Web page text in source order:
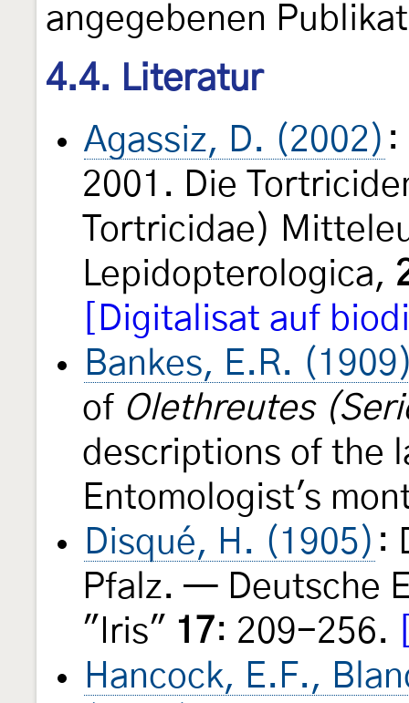
angegebenen
4.4. Literatur
Agassiz, D. (2002) :
2001. Die
Tortricidae)
Lepidopterologica,
[Digitalisat auf
Bankes, E.R.
of Olethreutes
descriptions of the
Entomologist's
Disqué, H. (1905) :
Pfalz. — Deutsche
"Iris" 17: 209-256.
Hancock, E.F.,